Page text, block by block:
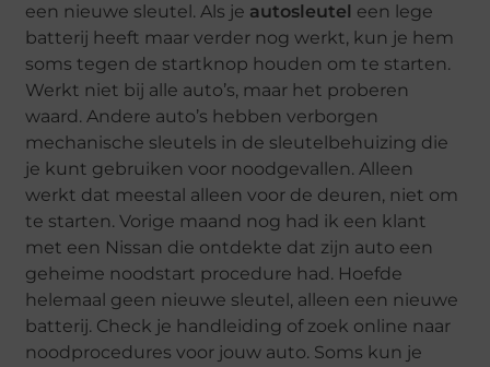
een nieuwe sleutel. Als je autosleutel een lege
batterij heeft maar verder nog werkt, kun je hem
soms tegen de startknop houden om te starten.
Werkt niet bij alle auto’s, maar het proberen
waard. Andere auto’s hebben verborgen
mechanische sleutels in de sleutelbehuizing die
je kunt gebruiken voor noodgevallen. Alleen
werkt dat meestal alleen voor de deuren, niet om
te starten. Vorige maand nog had ik een klant
met een Nissan die ontdekte dat zijn auto een
geheime noodstart procedure had. Hoefde
helemaal geen nieuwe sleutel, alleen een nieuwe
batterij. Check je handleiding of zoek online naar
noodprocedures voor jouw auto. Soms kun je